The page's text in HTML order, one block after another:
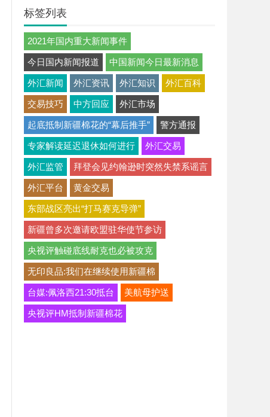
客诉
标签列表
2021年国内重大新闻事件
今日国内新闻报道 中国新闻今日最新消息
外汇新闻 外汇资讯 外汇知识 外汇百科
交易技巧 中方回应 外汇市场
起底抵制新疆棉花的“幕后推手” 警方通报
专家解读延迟退休如何进行 外汇交易
外汇监管 拜登会见约翰逊时突然失禁系谣言
外汇平台 黄金交易
东部战区亮出“打马赛克导弹”
新疆曾多次邀请欧盟驻华使节参访
央视评触碰底线耐克也必被攻克
无印良品:我们在继续使用新疆棉
台媒:佩洛西21:30抵台 美航母护送
央视评HM抵制新疆棉花